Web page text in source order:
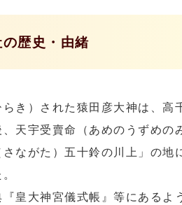
歴史・由緒
き）された猿田彦大神は、高
天宇受賣命（あめのうずめの
ながた）五十鈴の川上」の地
皇大神宮儀式帳』等にあるよ